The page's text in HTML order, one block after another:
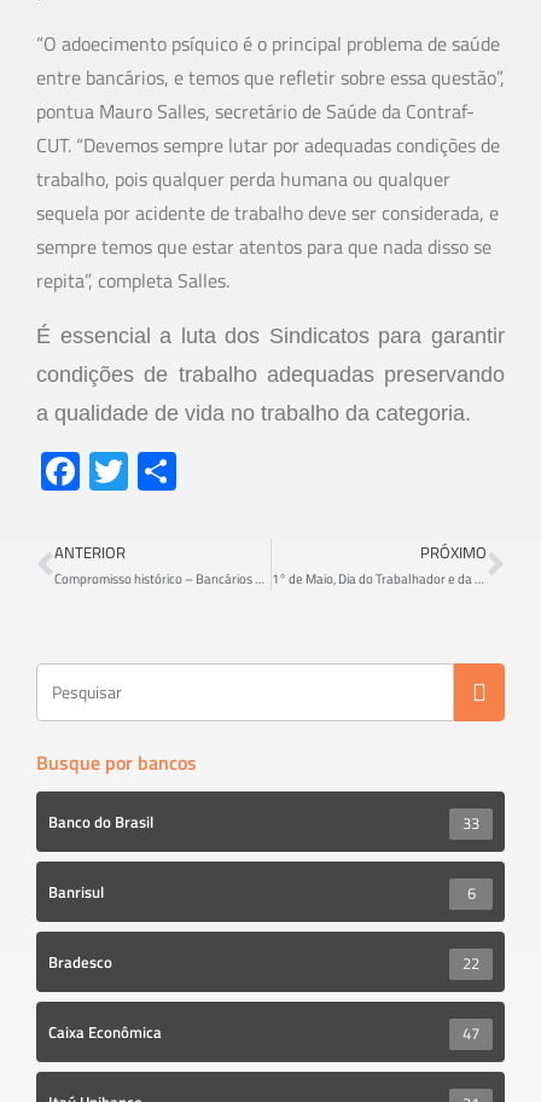
“O adoecimento psíquico é o principal problema de saúde
entre bancários, e temos que refletir sobre essa questão”,
pontua Mauro Salles, secretário de Saúde da Contraf-
CUT. “Devemos sempre lutar por adequadas condições de
trabalho, pois qualquer perda humana ou qualquer
sequela por acidente de trabalho deve ser considerada, e
sempre temos que estar atentos para que nada disso se
repita”, completa Salles.
É essencial a luta dos Sindicatos para garantir
condições de trabalho adequadas preservando
a qualidade de vida no trabalho da categoria.
Fa
ce
b
o
T
wi
er e
ANTERIOR
Compromisso histórico – Bancários devolvem cerca de R$ 46 mil referente contribuição negocial aos sócios da entidade
PRÓXIMO
1° de Maio, Dia do Trabalhador e da Trabalhadora é dia de luta por emprego e direitos
Busque por bancos
Banco do Brasil 33
Banrisul 6
Bradesco 22
Caixa Econômica 47